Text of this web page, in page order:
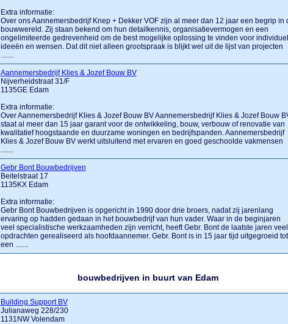
Extra informatie:
Over ons Aannemersbedrijf Knep + Dekker VOF zijn al meer dan 12 jaar een begrip in
bouwwereld. Zij staan bekend om hun detailkennis, organisatievermogen en een
ongelimiteerde gedrevenheid om de best mogelijke oplossing te vinden voor
ideeën en wensen. Dat dit niet alleen grootspraak is blijkt wel uit de lijst van projecten
.......
Aannemersbedrijf Klies & Jozef Bouw BV
Nijverheidstraat 31/F
1135GE Edam
Extra informatie:
Over Aannemersbedrijf Klies & Jozef Bouw BV Aannemersbedrijf Klies & Jozef Bouw
staat al meer dan 15 jaar garant voor de ontwikkeling, bouw, verbouw of renovatie van
kwalitatief hoogstaande en duurzame woningen en bedrijfspanden. Aannemersbedrijf
Klies & Jozef Bouw BV werkt uitsluitend met ervaren en goed geschoolde vakmensen
.......
Gebr Bont Bouwbedrijven
Beitelstraat 17
1135KX Edam
Extra informatie:
Gebr Bont Bouwbedrijven is opgericht in 1990 door drie broers, nadat zij jarenlang
ervaring op hadden gedaan in het bouwbedrijf van hun vader. Waar in de beginjaren
veel specialistische werkzaamheden zijn verricht, heeft Gebr. Bont de laatste jaren veel
opdrachten gerealiseerd als hoofdaannemer. Gebr. Bont is in 15 jaar tijd uitgegroeid tot
een .......
bouwbedrijven in buurt van Edam
Building Support BV
Julianaweg 228/230
1131NW Volendam